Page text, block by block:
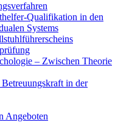
Qualifikation in den
Systems
– Zwischen Theorie
in der
Angeboten